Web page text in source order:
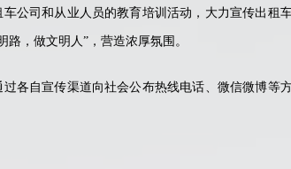
公司和从业人员的教育培训活动，大力宣传出租
，做文明人”，营造浓厚氛围。
自宣传渠道向社会公布热线电话、微信微博等